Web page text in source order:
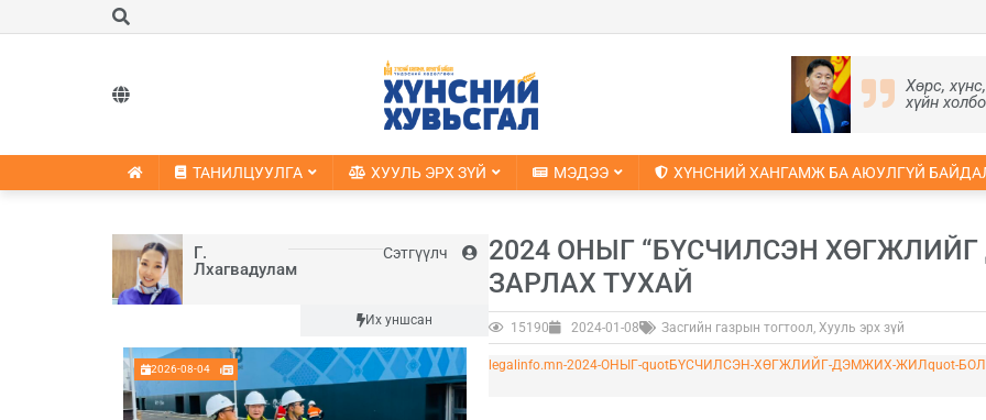
Хөрс,
хүйн
ТАНИЛЦУУЛГА ХУУЛЬ ЭРХ ЗҮЙ МЭДЭЭ ХҮНСНИЙ ХАНГАМЖ БА АЮУЛГҮЙ
Г.
Лхагвадулам
Сэтгүүлч
Их уншсан
2026-08-04
2024 ОНЫГ “БҮСЧИЛСЭН
ЗАРЛАХ ТУХАЙ
15190 2024-01-08 Засгийн газрын тогтоол, Хууль эрх зүй
legalinfo.mn-2024-ОНЫГ-quotБҮСЧИЛСЭН-ХӨГЖЛИЙГ-ДЭМЖИХ-ЖИЛquot-